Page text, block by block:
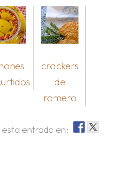
crackers
de
romero
entrada en: